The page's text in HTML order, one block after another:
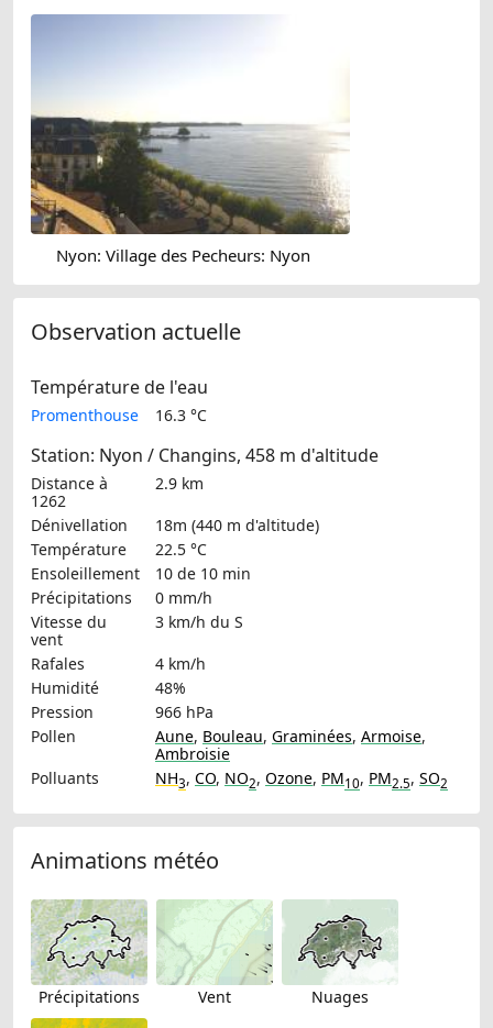
Nyon: Village des Pecheurs: Nyon
Observation actuelle
Température de l'eau
Promenthouse 16.3 °C
Station: Nyon / Changins, 458 m d'altitude
Distance à
1262
2.9 km
Dénivellation
18m (440 m d'altitude)
Température
22.5 °C
Ensoleillement
10 de 10 min
Précipitations
0 mm/h
Vitesse du
vent
3 km/h du S
Rafales
4 km/h
Humidité
48%
Pression
966 hPa
Pollen
Aune, Bouleau, Graminées, Armoise,
Ambroisie
Polluants
NH3, CO, NO2, Ozone, PM10, PM2.5, SO2
Animations météo
Précipitations Vent Nuages